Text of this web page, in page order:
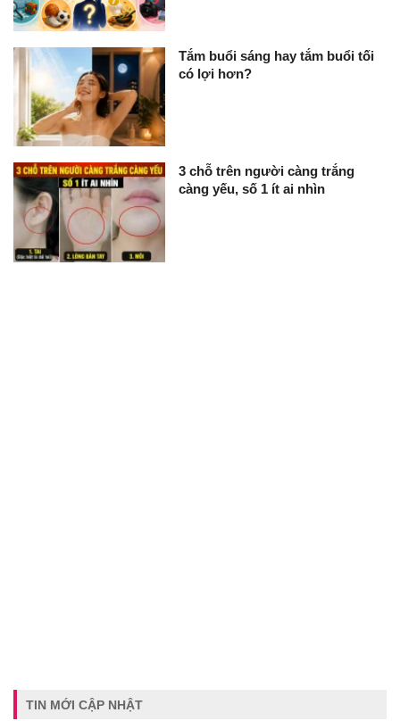
Tắm buổi sáng hay tắm buổi tối
có lợi hơn?
3 chỗ trên người càng trắng
càng yếu, số 1 ít ai nhìn
TIN MỚI CẬP NHẬT